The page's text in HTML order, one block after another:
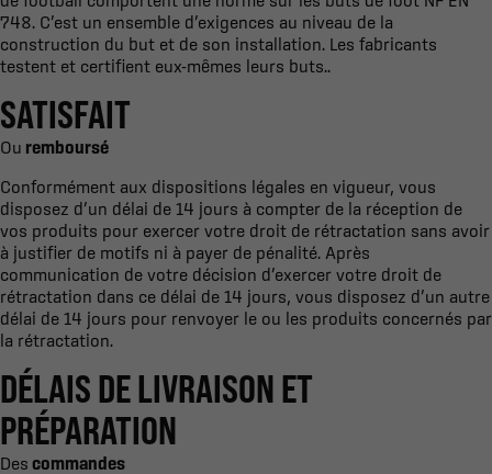
748. C’est un ensemble d’exigences au niveau de la
construction du but et de son installation. Les fabricants
testent et certifient eux-mêmes leurs buts..
SATISFAIT
Ou remboursé
Conformément aux dispositions légales en vigueur, vous
disposez d’un délai de 14 jours à compter de la réception de
vos produits pour exercer votre droit de rétractation sans avoir
à justifier de motifs ni à payer de pénalité. Après
communication de votre décision d’exercer votre droit de
rétractation dans ce délai de 14 jours, vous disposez d’un autre
délai de 14 jours pour renvoyer le ou les produits concernés par
la rétractation.
DÉLAIS DE LIVRAISON ET
PRÉPARATION
Des commandes